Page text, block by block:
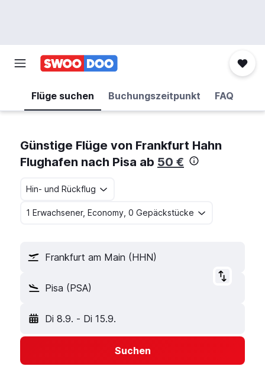
Flüge suchen Buchungszeitpunkt FAQ
Günstige Flüge von Frankfurt Hahn
Flughafen nach Pisa ab 50 €
Hin- und Rückflug
1 Erwachsener, Economy, 0 Gepäckstücke
Frankfurt am Main (HHN)
Pisa (PSA)
Di 8.9. - Di 15.9.
Suchen